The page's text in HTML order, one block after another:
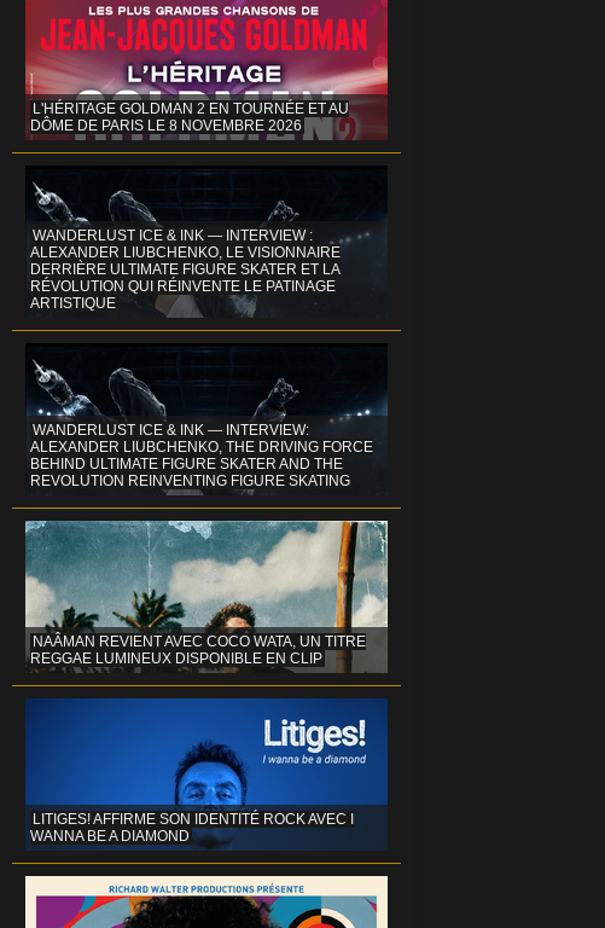
L'HÉRITAGE GOLDMAN 2 EN TOURNÉE ET AU
DÔME DE PARIS LE 8 NOVEMBRE 2026
WANDERLUST ICE & INK — INTERVIEW :
ALEXANDER LIUBCHENKO, LE VISIONNAIRE
DERRIÈRE ULTIMATE FIGURE SKATER ET LA
RÉVOLUTION QUI RÉINVENTE LE PATINAGE
ARTISTIQUE
WANDERLUST ICE & INK — INTERVIEW:
ALEXANDER LIUBCHENKO, THE DRIVING FORCE
BEHIND ULTIMATE FIGURE SKATER AND THE
REVOLUTION REINVENTING FIGURE SKATING
NAÂMAN REVIENT AVEC COCO WATA, UN TITRE
REGGAE LUMINEUX DISPONIBLE EN CLIP
LITIGES! AFFIRME SON IDENTITÉ ROCK AVEC I
WANNA BE A DIAMOND